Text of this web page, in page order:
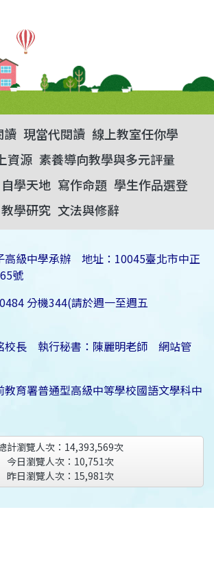
讀 現當代閱讀 線上教室任你學
資源 素養導向教學與多元評量
自學天地 寫作命題 學生作品選登
教學研究 文法與修辭
高級中學承辦 地址：10045臺北市中正
號
分機344(請於週一至週五
校長 執行秘書：陳麗明老師 網站管
育署普通型高級中等學校國語文學科中
計瀏覽人次： 14,393,569次
今日瀏覽人次： 10,751次
昨日瀏覽人次： 15,981次